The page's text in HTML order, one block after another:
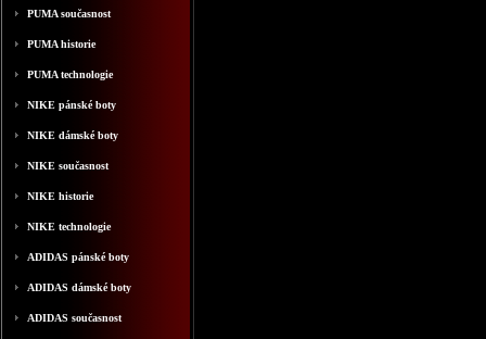
PUMA současnost
PUMA historie
PUMA technologie
NIKE pánské boty
NIKE dámské boty
NIKE současnost
NIKE historie
NIKE technologie
ADIDAS pánské boty
ADIDAS dámské boty
ADIDAS současnost